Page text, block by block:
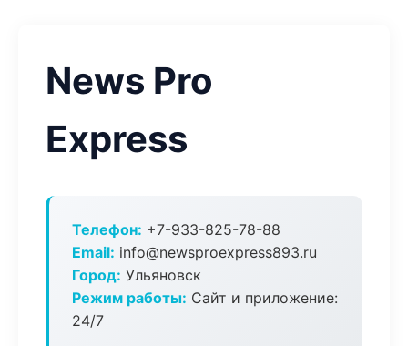
News Pro
Express
Телефон: +7-933-825-78-88
Email: info@newsproexpress893.ru
Город: Ульяновск
Режим работы: Сайт и приложение:
24/7